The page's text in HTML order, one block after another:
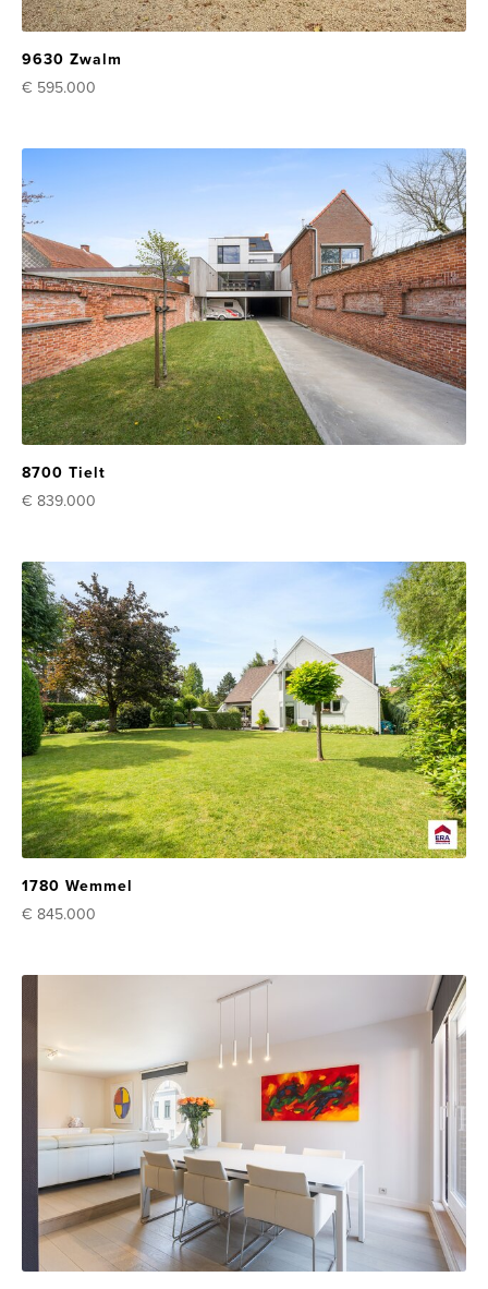
9630 Zwalm
€ 595.000
8700 Tielt
€ 839.000
1780 Wemmel
€ 845.000